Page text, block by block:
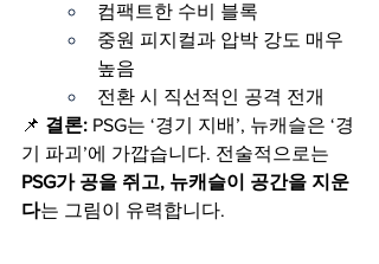
컴팩트한 수비 블록
중원 피지컬과 압박 강도 매우
높음
전환 시 직선적인 공격 전개
📌 결론: PSG는 ‘경기 지배’, 뉴캐슬은 ‘경
기 파괴’에 가깝습니다. 전술적으로는
PSG가 공을 쥐고, 뉴캐슬이 공간을 지운
다는 그림이 유력합니다.